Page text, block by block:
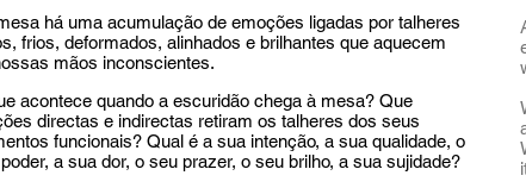
há uma acumulação de emoções ligadas por talheres
frios, deformados, alinhados e brilhantes que aquecem
mãos inconscientes.
acontece quando a escuridão chega à mesa? Que
directas e indirectas retiram os talheres dos seus
funcionais? Qual é a sua intenção, a sua qualidade, o
a sua dor, o seu prazer, o seu brilho, a sua sujidade?